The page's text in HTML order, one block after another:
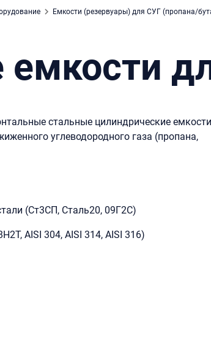
Емкости (резервуары) для СУГ (пропана/
стальные цилиндрические емкости
углеводородного газа (пропана,
(Ст3СП, Сталь20, 09Г2С)
AISI 304, AISI 314, AISI 316)